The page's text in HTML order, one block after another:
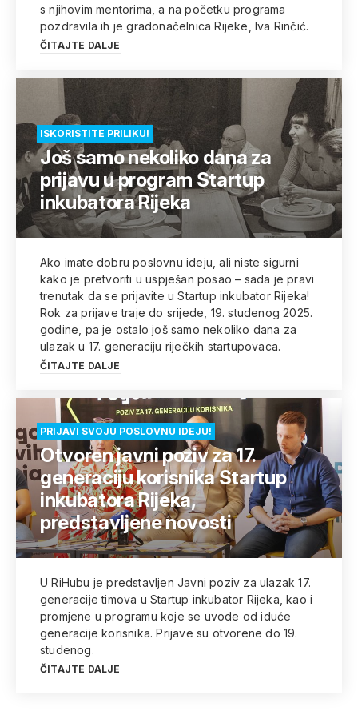
s njihovim mentorima, a na početku programa
pozdravila ih je gradonačelnica Rijeke, Iva Rinčić.
ČITAJTE DALJE
ISKORISTITE PRILIKU!
Još samo nekoliko dana za
prijavu u program Startup
inkubatora Rijeka
Ako imate dobru poslovnu ideju, ali niste sigurni
kako je pretvoriti u uspješan posao – sada je pravi
trenutak da se prijavite u Startup inkubator Rijeka!
Rok za prijave traje do srijede, 19. studenog 2025.
godine, pa je ostalo još samo nekoliko dana za
ulazak u 17. generaciju riječkih startupovaca.
ČITAJTE DALJE
PRIJAVI SVOJU POSLOVNU IDEJU!
Otvoren javni poziv za 17.
generaciju korisnika Startup
inkubatora Rijeka,
predstavljene novosti
U RiHubu je predstavljen Javni poziv za ulazak 17.
generacije timova u Startup inkubator Rijeka, kao i
promjene u programu koje se uvode od iduće
generacije korisnika. Prijave su otvorene do 19.
studenog.
ČITAJTE DALJE